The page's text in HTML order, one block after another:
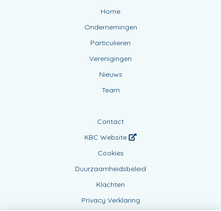
Home
Ondernemingen
Particulieren
Verenigingen
Nieuws
Team
Contact
KBC Website
Cookies
Duurzaamheidsbeleid
Klachten
Privacy Verklaring